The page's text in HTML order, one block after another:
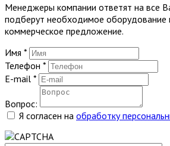
Менеджеры компании ответят на все
подберут необходимое оборудование
коммерческое предложение.
Имя *
Телефон *
E-mail *
Вопрос:
Я согласен на обработку